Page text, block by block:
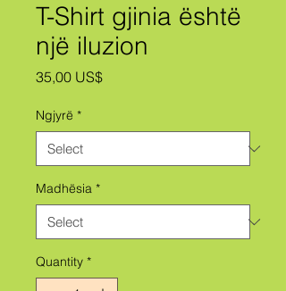
T-Shirt gjinia është
një iluzion
35,00 US$Price
Ngjyrë *
Madhësia *
Quantity *